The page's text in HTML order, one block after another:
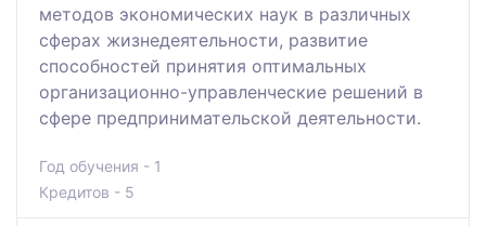
методов экономических наук в различных
сферах жизнедеятельности, развитие
способностей принятия оптимальных
организационно-управленческие решений в
сфере предпринимательской деятельности.
Год обучения - 1
Кредитов - 5